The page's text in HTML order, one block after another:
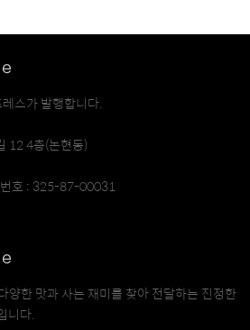
스가 발행합니다.
12 4층(논현동)
번호 : 325-87-00031
양한 맛과 사는 재미를 찾아 전달하는 진정한
니다.